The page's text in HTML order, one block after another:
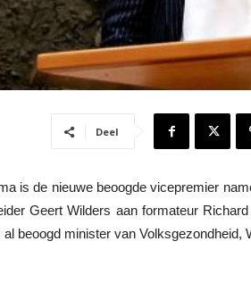
Deel
is de nieuwe beoogde vicepremier
Geert Wilders aan formateur
beoogd minister van Volksgezondheid,